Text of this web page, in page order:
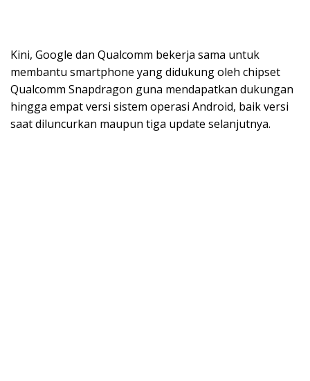
Kini, Google dan Qualcomm bekerja sama untuk
membantu smartphone yang didukung oleh chipset
Qualcomm Snapdragon guna mendapatkan dukungan
hingga empat versi sistem operasi Android, baik versi
saat diluncurkan maupun tiga update selanjutnya.